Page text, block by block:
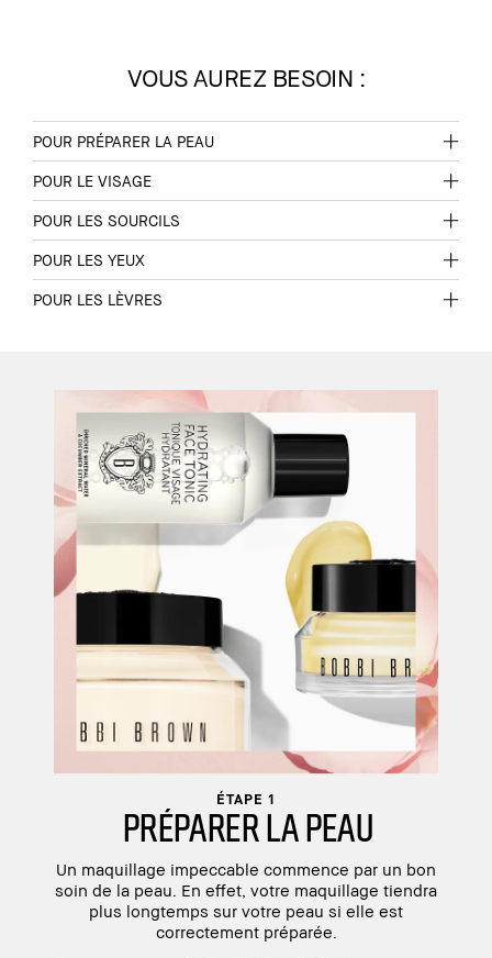
VOUS AUREZ BESOIN :
POUR PRÉPARER LA PEAU
POUR LE VISAGE
POUR LES SOURCILS
POUR LES YEUX
POUR LES LÈVRES
ÉTAPE 1
PRÉPARER LA PEAU
Un maquillage impeccable commence par un bon
soin de la peau. En effet, votre maquillage tiendra
plus longtemps sur votre peau si elle est
correctement préparée.